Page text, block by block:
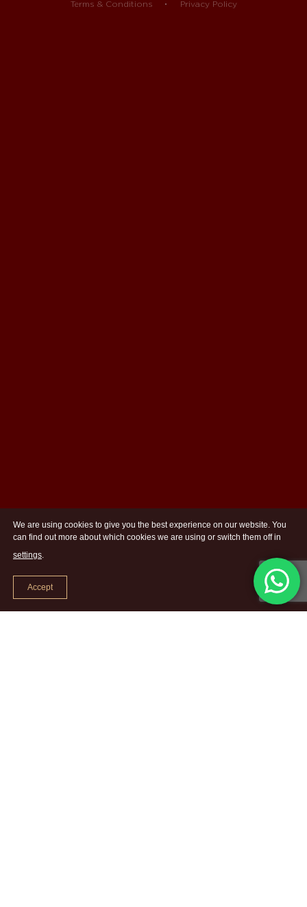
Terms & Conditions Privacy Policy
We are using cookies to give you the best experience on our website. You
can find out more about which cookies we are using or switch them off in
settings.
Accept